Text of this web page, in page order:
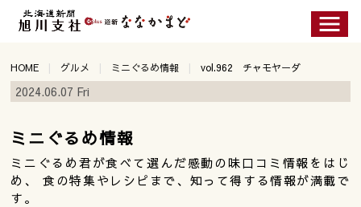
HOME グルメ ミニぐるめ情報 vol.962 チャモヤーダ
2024.06.07 Fri
ミニぐるめ情報
ミニぐるめ君が食べて選んだ感動の味口コミ情報をはじ
め、 食の特集やレシピまで、知って得する情報が満載で
す。